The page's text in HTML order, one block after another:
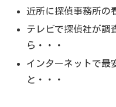
近所に探偵事務所の
テレビで探偵社が調
ら・・・
インターネットで最
と・・・